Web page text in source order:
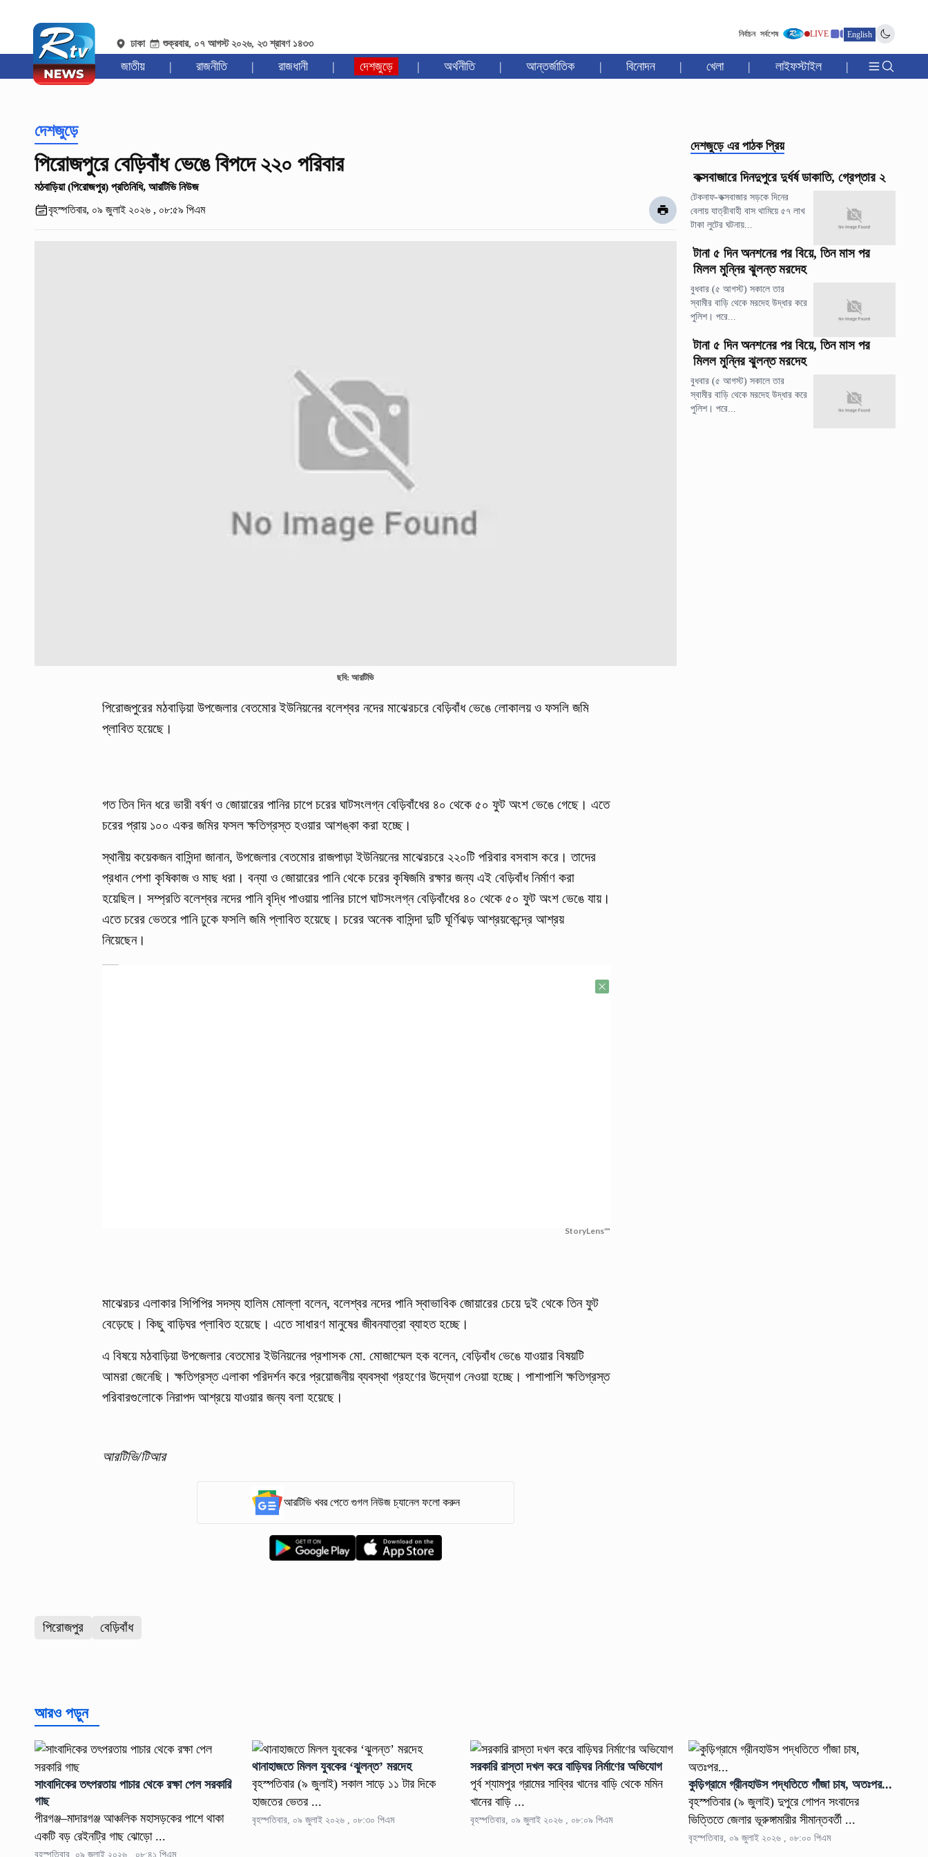
ঢাকা শুক্রবার, ০৭ আগস্ট ২০২৬, ২৩ শ্রাবণ ১৪৩৩
নির্বাচন সর্বশেষ LIVE English
জাতীয় | রাজনীতি | রাজধানী | দেশজুড়ে | অর্থনীতি | আন্তর্জাতিক | বিনোদন | খেলা | লাইফস্টাইল |
দেশজুড়ে
পিরোজপুরে বেড়িবাঁধ ভেঙে বিপদে ২২০ পরিবার
মঠবাড়িয়া (পিরোজপুর) প্রতিনিধি, আরটিভি নিউজ
বৃহস্পতিবার, ০৯ জুলাই ২০২৬ , ০৮:৫৯ পিএম
ছবি: আরটিভি
পিরোজপুরের মঠবাড়িয়া উপজেলার বেতমোর ইউনিয়নের বলেশ্বর নদের মাঝেরচরে বেড়িবাঁধ ভেঙে লোকালয় ও ফসলি জমি
প্লাবিত হয়েছে।
গত তিন দিন ধরে ভারী বর্ষণ ও জোয়ারের পানির চাপে চরের ঘাটসংলগ্ন বেড়িবাঁধের ৪০ থেকে ৫০ ফুট অংশ ভেঙে গেছে। এতে
চরের প্রায় ১০০ একর জমির ফসল ক্ষতিগ্রস্ত হওয়ার আশঙ্কা করা হচ্ছে।
স্থানীয় কয়েকজন বাসিন্দা জানান, উপজেলার বেতমোর রাজপাড়া ইউনিয়নের মাঝেরচরে ২২০টি পরিবার বসবাস করে। তাদের
প্রধান পেশা কৃষিকাজ ও মাছ ধরা। বন্যা ও জোয়ারের পানি থেকে চরের কৃষিজমি রক্ষার জন্য এই বেড়িবাঁধ নির্মাণ করা
হয়েছিল। সম্প্রতি বলেশ্বর নদের পানি বৃদ্ধি পাওয়ায় পানির চাপে ঘাটসংলগ্ন বেড়িবাঁধের ৪০ থেকে ৫০ ফুট অংশ ভেঙে যায়।
এতে চরের ভেতরে পানি ঢুকে ফসলি জমি প্লাবিত হয়েছে। চরের অনেক বাসিন্দা দুটি ঘূর্ণিঝড় আশ্রয়কেন্দ্রে আশ্রয়
নিয়েছেন।
StoryLens™
মাঝেরচর এলাকার সিপিপির সদস্য হালিম মোল্লা বলেন, বলেশ্বর নদের পানি স্বাভাবিক জোয়ারের চেয়ে দুই থেকে তিন ফুট
বেড়েছে। কিছু বাড়িঘর প্লাবিত হয়েছে। এতে সাধারণ মানুষের জীবনযাত্রা ব্যাহত হচ্ছে।
এ বিষয়ে মঠবাড়িয়া উপজেলার বেতমোর ইউনিয়নের প্রশাসক মো. মোজাম্মেল হক বলেন, বেড়িবাঁধ ভেঙে যাওয়ার বিষয়টি
আমরা জেনেছি। ক্ষতিগ্রস্ত এলাকা পরিদর্শন করে প্রয়োজনীয় ব্যবস্থা গ্রহণের উদ্যোগ নেওয়া হচ্ছে। পাশাপাশি ক্ষতিগ্রস্ত
পরিবারগুলোকে নিরাপদ আশ্রয়ে যাওয়ার জন্য বলা হয়েছে।
আরটিভি/টিআর
আরটিভি খবর পেতে গুগল নিউজ চ্যানেল ফলো করুন
পিরোজপুর বেড়িবাঁধ
দেশজুড়ে এর পাঠক প্রিয়
কক্সবাজারে দিনদুপুরে দুর্ধর্ষ ডাকাতি, গ্রেপ্তার ২
টেকনাফ-কক্সবাজার সড়কে দিনের
বেলায় যাত্রীবাহী বাস থামিয়ে ৫৭ লাখ
টাকা লুটের ঘটনায়...
টানা ৫ দিন অনশনের পর বিয়ে, তিন মাস পর
মিলল মুন্নির ঝুলন্ত মরদেহ
বুধবার (৫ আগস্ট) সকালে তার
স্বামীর বাড়ি থেকে মরদেহ উদ্ধার করে
পুলিশ। পরে...
টানা ৫ দিন অনশনের পর বিয়ে, তিন মাস পর
মিলল মুন্নির ঝুলন্ত মরদেহ
বুধবার (৫ আগস্ট) সকালে তার
স্বামীর বাড়ি থেকে মরদেহ উদ্ধার করে
পুলিশ। পরে...
আরও পড়ুন
সাংবাদিকের তৎপরতায় পাচার থেকে রক্ষা পেল সরকারি
গাছ
পীরগঞ্জ–মাদারগঞ্জ আঞ্চলিক মহাসড়কের পাশে থাকা
একটি বড় রেইনট্রি গাছ ঝোড়ো ...
বৃহস্পতিবার, ০৯ জুলাই ২০২৬ , ০৮:৪১ পিএম
থানাহাজতে মিলল যুবকের ‘ঝুলন্ত’ মরদেহ
বৃহস্পতিবার (৯ জুলাই) সকাল সাড়ে ১১ টার দিকে
হাজতের ভেতর ...
বৃহস্পতিবার, ০৯ জুলাই ২০২৬ , ০৮:৩০ পিএম
সরকারি রাস্তা দখল করে বাড়িঘর নির্মাণের অভিযোগ
পূর্ব শ্যামপুর গ্রামের সাব্বির খানের বাড়ি থেকে মমিন
খানের বাড়ি ...
বৃহস্পতিবার, ০৯ জুলাই ২০২৬ , ০৮:০৯ পিএম
কুড়িগ্রামে গ্রীনহাউস পদ্ধতিতে গাঁজা চাষ, অতঃপর...
বৃহস্পতিবার (৯ জুলাই) দুপুরে গোপন সংবাদের
ভিত্তিতে জেলার ভূরুঙ্গামারীর সীমান্তবর্তী ...
বৃহস্পতিবার, ০৯ জুলাই ২০২৬ , ০৮:০০ পিএম